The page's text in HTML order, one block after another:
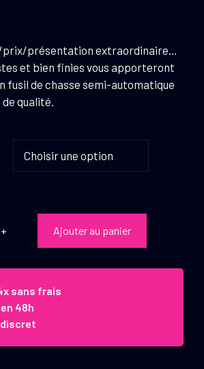
présentation extraordinaire…
et bien finies vous apporteront
fusil de chasse semi-automatique
qualité.
quantité
Fusil
de
chasse
semi-
Ajouter au panier
sans frais
48h